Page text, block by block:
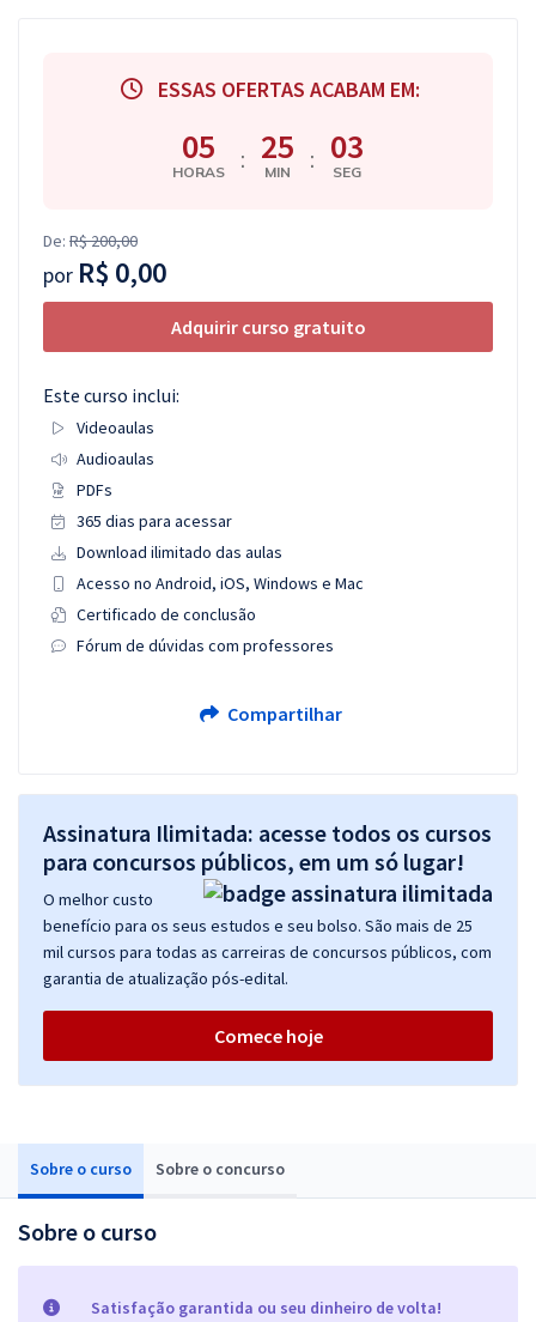
Questões grátis
Aprovados
Atendimento
Sobre o curso Sobre o concurso
Sobre o curso
Satisfação garantida ou seu dinheiro de volta!
ESSAS OFERTAS ACABAM EM:
05
HORAS : 25
MIN : 02
SEG
De: R$ 200,00
por R$ 0,00
Adquirir curso gratuito
Este curso inclui:
Videoaulas
Audioaulas
PDFs
365 dias para acessar
Download ilimitado das aulas
Acesso no Android, iOS, Windows e Mac
Certificado de conclusão
Fórum de dúvidas com professores
Compartilhar
Assinatura Ilimitada: acesse todos os cursos
para concursos públicos, em um só lugar!
O melhor custo
benefício para os seus estudos e seu bolso. São mais de 25
mil cursos para todas as carreiras de concursos públicos, com
garantia de atualização pós-edital.
Comece hoje